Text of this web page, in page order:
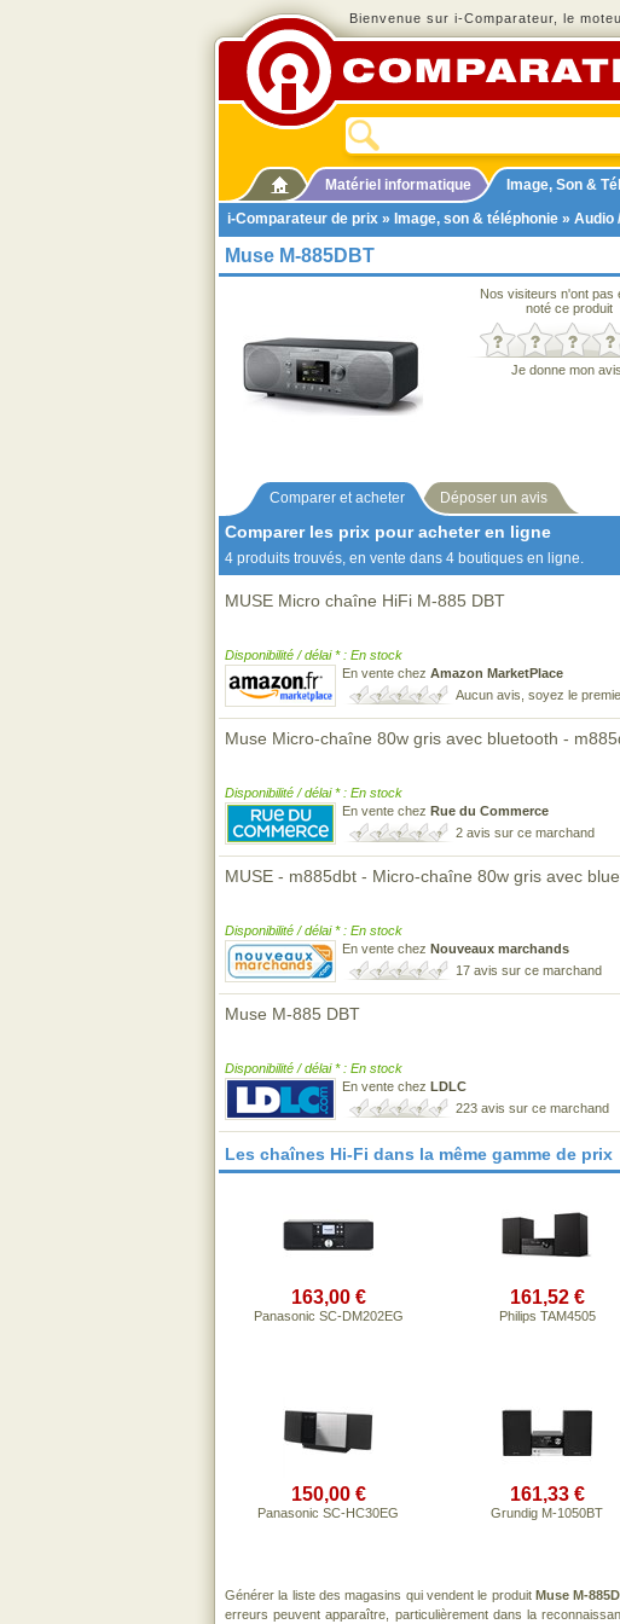
Bienvenue sur i-Comparateur, le
Matériel informatique Image, Son &
i-Comparateur de prix » Image, son & téléphonie » Audio
Muse M-885DBT
Nos visiteurs n'ont pas
noté ce produit
Je donne mon
Comparer et acheter Déposer un avis
Comparer les prix pour acheter en ligne
4 produits trouvés, en vente dans 4 boutiques en ligne.
MUSE Micro chaîne HiFi M-885 DBT
Disponibilité / délai * : En stock
En vente chez Amazon MarketPlace
Aucun avis, soyez le
Muse Micro-chaîne 80w gris avec bluetooth -
Disponibilité / délai * : En stock
En vente chez Rue du Commerce
2 avis sur ce marchand
MUSE - m885dbt - Micro-chaîne 80w gris avec
Disponibilité / délai * : En stock
En vente chez Nouveaux marchands
17 avis sur ce marchand
Muse M-885 DBT
Disponibilité / délai * : En stock
En vente chez LDLC
223 avis sur ce marchand
Les chaînes Hi-Fi dans la même gamme de prix
163,00 €
Panasonic SC-DM202EG
161,52 €
Philips TAM4505
150,00 €
Panasonic SC-HC30EG
161,33 €
Grundig M-1050BT
Générer la liste des magasins qui vendent le produit Muse M-
erreurs peuvent apparaître, particulièrement dans la